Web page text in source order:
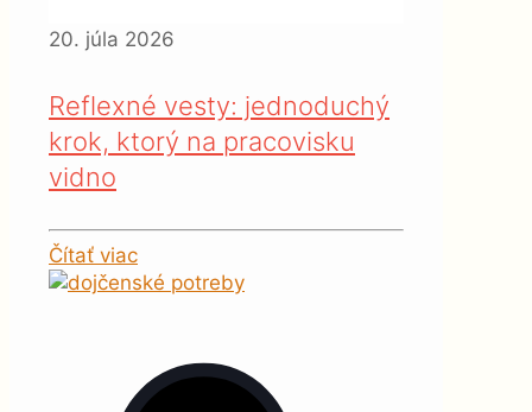
20. júla 2026
Reflexné vesty: jednoduchý
krok, ktorý na pracovisku
vidno
Čítať viac